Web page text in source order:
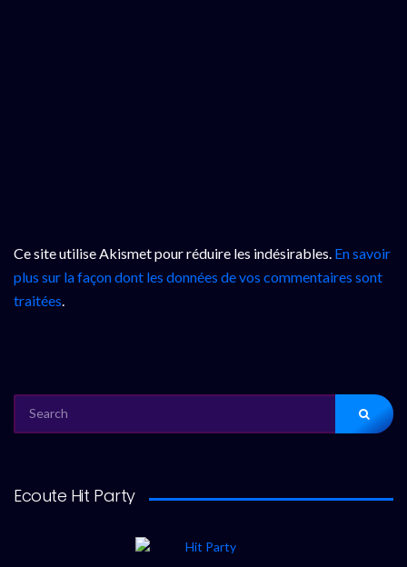
Ce site utilise Akismet pour réduire les indésirables. En savoir
plus sur la façon dont les données de vos commentaires sont
traitées.
FOR:
Ecoute Hit Party